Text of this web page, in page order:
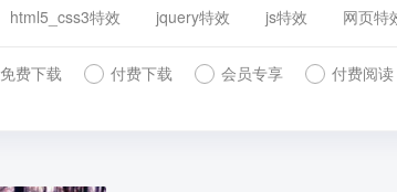
html5_css3特效 jquery特效 js特效 网页特
免费下载 付费下载 会员专享
付费阅读